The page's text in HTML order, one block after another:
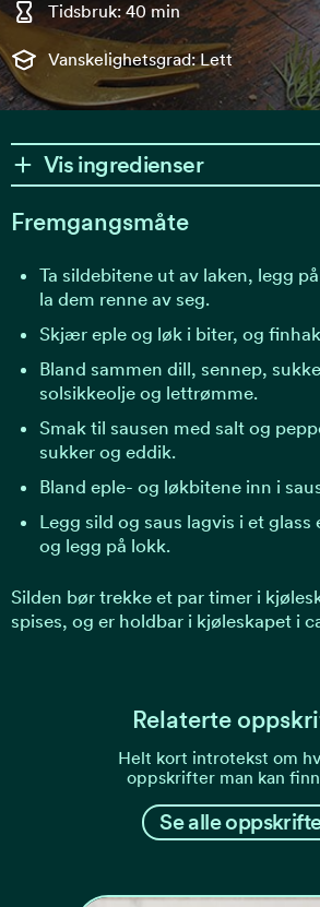
Tidsbruk: 40 min
Vanskelighetsgrad: Lett
Vis ingredienser
Fremgangsmåte
Ta sildebitene ut av laken, legg
la dem renne av seg.
Skjær eple og løk i biter, og
Bland sammen dill, sennep,
solsikkeolje og lettrømme.
Smak til sausen med salt og
sukker og eddik.
Bland eple- og løkbitene inn i
Legg sild og saus lagvis i et glass
og legg på lokk.
Silden bør trekke et par timer i
spises, og er holdbar i kjøleskapet i
Relaterte
Helt kort introtekst om
oppskrifter man kan
Se alle